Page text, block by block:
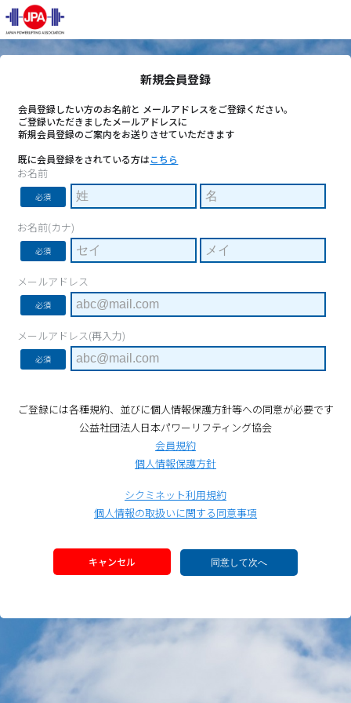
新規会員登録
会員登録したい方のお名前と メールアドレスをご登録ください。
ご登録いただきましたメールアドレスに
新規会員登録のご案内をお送りさせていただきます
既に会員登録をされている方はこちら
お名前
必須
お名前(カナ)
必須
メールアドレス
必須
メールアドレス(再入力)
必須
ご登録には各種規約、並びに個人情報保護方針等への同意が必要です
公益社団法人日本パワーリフティング協会
会員規約
個人情報保護方針
シクミネット利用規約
個人情報の取扱いに関する同意事項
キャンセル 同意して次へ